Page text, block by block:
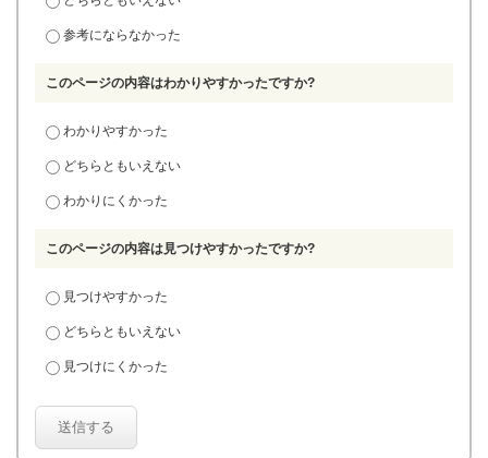
参考にならなかった
このページの内容はわかりやすかったですか?
わかりやすかった
どちらともいえない
わかりにくかった
このページの内容は見つけやすかったですか?
見つけやすかった
どちらともいえない
見つけにくかった
送信する